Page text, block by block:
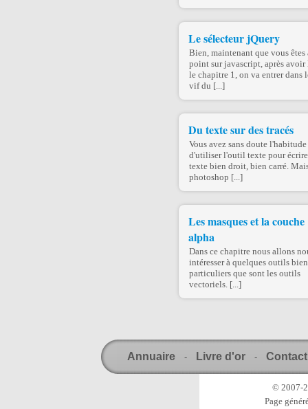
Le sélecteur jQuery
Bien, maintenant que vous êtes
point sur javascript, après avoir
le chapitre 1, on va entrer dans
vif du [...]
Du texte sur des tracés
Vous avez sans doute l'habitude
d'utiliser l'outil texte pour
texte bien droit, bien carré.
photoshop [...]
Les masques et la couche
alpha
Dans ce chapitre nous allons
intéresser à quelques outils bien
particuliers que sont les outils
vectoriels. [...]
Annuaire - Livre d'or - Contact
© 2007-
Page